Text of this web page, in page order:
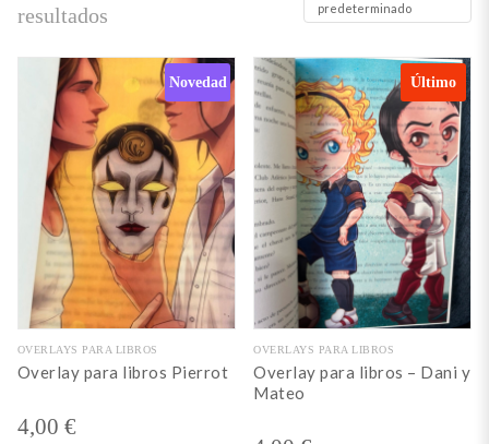
resultados
predeterminado
Novedad
OVERLAYS PARA LIBROS
Overlay para libros Pierrot
4,00 €
Último
OVERLAYS PARA LIBROS
Overlay para libros – Dani y
Mateo